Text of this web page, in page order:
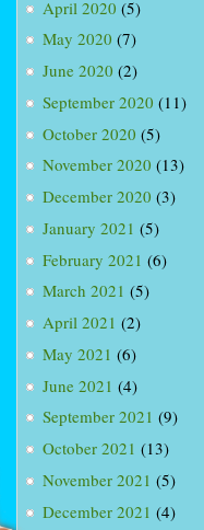
April 2020 (5)
May 2020 (7)
June 2020 (2)
September 2020 (11)
October 2020 (5)
November 2020 (13)
December 2020 (3)
January 2021 (5)
February 2021 (6)
March 2021 (5)
April 2021 (2)
May 2021 (6)
June 2021 (4)
September 2021 (9)
October 2021 (13)
November 2021 (5)
December 2021 (4)